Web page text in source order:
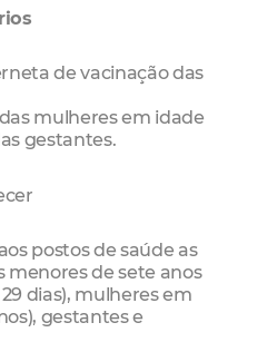
de vacinação das
mulheres em idade
gestantes.
postos de saúde as
menores de sete anos
29 dias), mulheres em
gestantes e